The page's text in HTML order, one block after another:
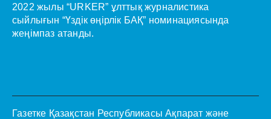
2022 жылы “URKER” ұлттық журналистика
сыйлығын “Үздік өңірлік БАҚ” номинациясында
жеңімпаз атанды.
Газетке Қазақстан Республикасы Ақпарат және